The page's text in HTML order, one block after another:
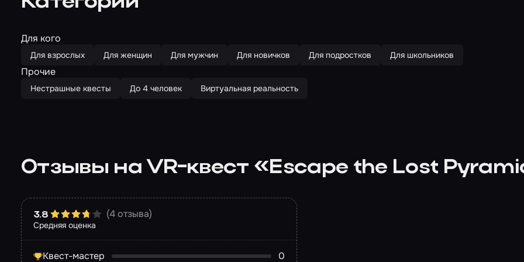
Для кого
Для взрослых Для женщин Для мужчин Для новичков Для подростков Для школьников
Прочие
Нестрашные квесты До 4 человек Виртуальная реальность
Отзывы на VR-квест «Escape the Lost
Средняя оценка
3.8 (4 отзыва)
Квест-мастер 0